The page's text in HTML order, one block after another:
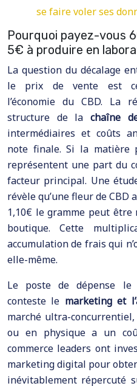
se faire voler ses
Pourquoi payez-vous
5€ à produire en
La question du décalage
le prix de vente est
l’économie du CBD. La
structure de la chaîne
intermédiaires et coûts
note finale. Si la matière
représentent une part du
facteur principal. Une
révèle qu’une fleur de CBD
1,10€ le gramme peut
boutique. Cette
accumulation de frais qui
elle-même.
Le poste de dépense
conteste le marketing et
marché ultra-
ou en physique a un
commerce leaders ont
marketing digital pour
inévitablement répercuté